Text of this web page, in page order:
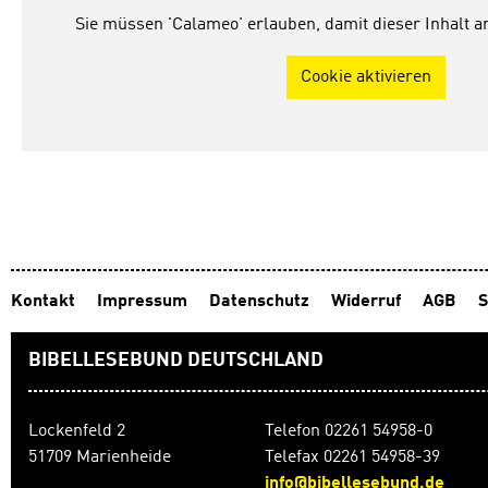
Sie müssen 'Calameo' erlauben, damit dieser Inhalt
Cookie aktivieren
Kontakt Impressum Datenschutz Widerruf AGB
BIBELLESEBUND DEUTSCHLAND
Lockenfeld 2
51709 Marienheide
Telefon 02261 54958-0
Telefax 02261 54958-39
info@bibellesebund.de